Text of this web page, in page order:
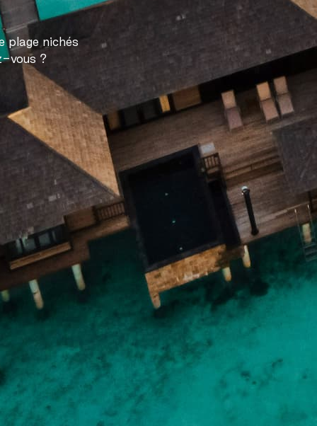
plage nichés
vous ?